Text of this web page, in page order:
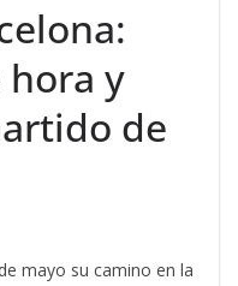
hora y
de
mayo su camino en la